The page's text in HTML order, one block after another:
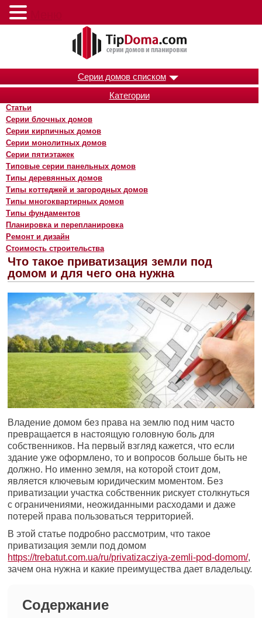
Серии домов списком
Категории
Статьи
Серии блочных домов
Серии кирпичных домов
Серии монолитных домов
Серии пятиэтажек
Типовые серии панельных домов
Типы деревянных домов
Типы коттеджей и загородных домов
Типы многоквартирных домов
Типы фундаментов
Планировка и перепланировка
Ремонт и дизайн
Стоимость строительства
Что такое приватизация земли под
домом и для чего она нужна
Владение домом без права на землю под ним часто
превращается в настоящую головную боль для
собственников. На первый взгляд кажется, что если
здание уже оформлено, то и вопросов больше быть не
должно. Но именно земля, на которой стоит дом,
является ключевым юридическим моментом. Без
приватизации участка собственник рискует столкнуться
с ограничениями, неожиданными расходами и даже
потерей права пользоваться территорией.
В этой статье подробно рассмотрим, что такое
приватизация земли под домом
https://trebatut.com.ua/ru/privatizacziya-zemli-pod-domom/,
зачем она нужна и какие преимущества дает владельцу.
Содержание